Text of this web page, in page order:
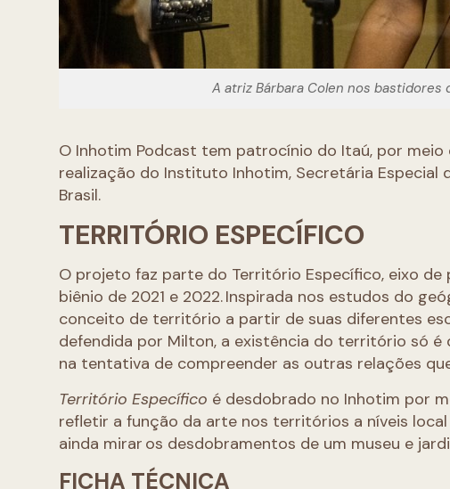
A atriz Bárbara Colen nos
O Inhotim Podcast tem patrocínio do Itaú, por meio
realização do Instituto Inhotim, Secretária Especial
Brasil.
TERRITÓRIO ESPECÍFICO
O projeto faz parte do Território Específico, eixo
biênio de 2021 e 2022. Inspirada nos estudos do
conceito de território a partir de suas diferentes
defendida por Milton, a existência do território só é
na tentativa de compreender as outras relações
Território Específico é desdobrado no Inhotim por
refletir a função da arte nos territórios a níveis
ainda mirar os desdobramentos de um museu e
FICHA TÉCNICA